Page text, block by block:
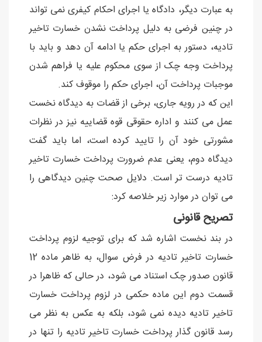
به عبارت دیگر، دادگاه یا اجرای احکام کیفری نمی تواند
در چنین فرضی به دلیل پرداخت نشدن خسارت تاخیر
تادیه، دستور به اجرای حکم یا ادامه آن دهد و باید با
پرداخت وجه چک از سوی محکوم علیه یا فراهم شدن
موجبات پرداخت آن، اجرای حکم را موقوف کند.
این که در رویه جاری، برخی از قضات به دیدگاه نخست
عمل می کنند و اداره حقوقی قوه قضاییه نیز در نظرات
مشورتی خود آن را تایید کرده است، اما باید گفت
دیدگاه دوم، یعنی عدم ضرورت پرداخت خسارت تاخیر
تادیه درست تر است. دلایل صحت چنین دیدگاهی را
می توان در موارد زیر خلاصه کرد:
تصریح قانونی
در بند نخست اشاره شد که برای توجیه لزوم پرداخت
خسارت تاخیر تادیه در فرض سوال، به ظاهر ماده 12
قانون صدور چک استناد می شود، در حالی که ظاهرا در
قسمت دوم این ماده حکمی در لزوم پرداخت خسارت
تاخیر تادیه دیده نمی شود، بلکه به عکس به نظر می
رسد قانون گذار پرداخت خسارت تاخیر تادیه را تنها در